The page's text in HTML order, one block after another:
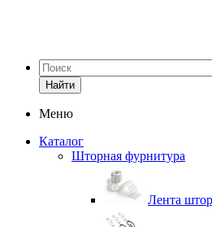
Найти
Меню
Каталог
Шторная фурнитура
Лента